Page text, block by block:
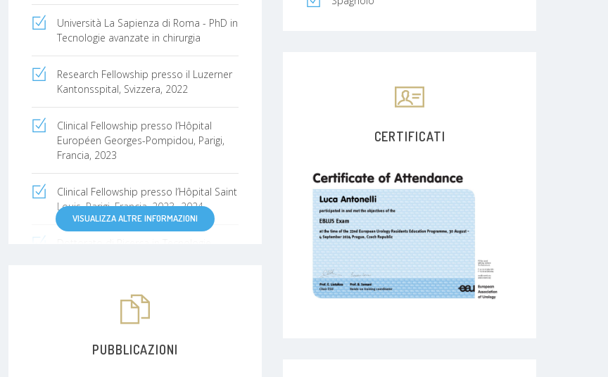
Università La Sapienza di Roma - PhD in
Tecnologie avanzate in chirurgia
Research Fellowship presso il Luzerner
Kantonsspital, Svizzera, 2022
Clinical Fellowship presso l’Hôpital
Européen Georges-Pompidou, Parigi,
Francia, 2023
Clinical Fellowship presso l’Hôpital Saint
Louis, Parigi, Francia, 2023- 2024
VISUALIZZA ALTRE INFORMAZIONI
CERTIFICATI
PUBBLICAZIONI